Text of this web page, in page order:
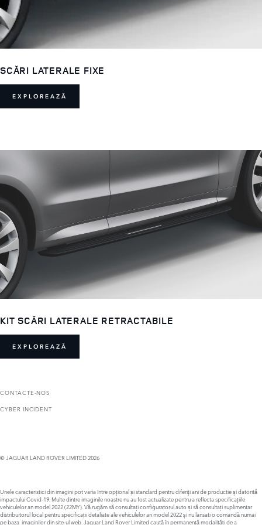
SCĂRI LATERALE FIXE
EXPLOREAZĂ
KIT SCĂRI LATERALE RETRACTABILE
EXPLOREAZĂ
CONTACTE-NOS
CYBER INCIDENT
© JAGUAR LAND ROVER LIMITED 2026
Unele caracteristici din imagini pot varia între opțional și standard pentru diferiți ani de productie și datorită
impactului Covid-19. Multe dintre imaginile noastre nu au fost actualizate pentru a reflecta specificațiile
vehiculelor an model 2022 (22MY). Vă rugăm să consultați configuratorul auto și să consultați suplimentar
distribuitorul local pentru specificații detaliate ale vehiculelor an model 2022 și nu lansati o comandă numai
pe baza imaginilor din site-ul web. Jaguar Land Rover Limited caută în permanență modalități de a